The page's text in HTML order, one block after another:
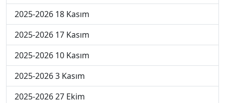
2025-2026 18 Kasım
2025-2026 17 Kasım
2025-2026 10 Kasım
2025-2026 3 Kasım
2025-2026 27 Ekim